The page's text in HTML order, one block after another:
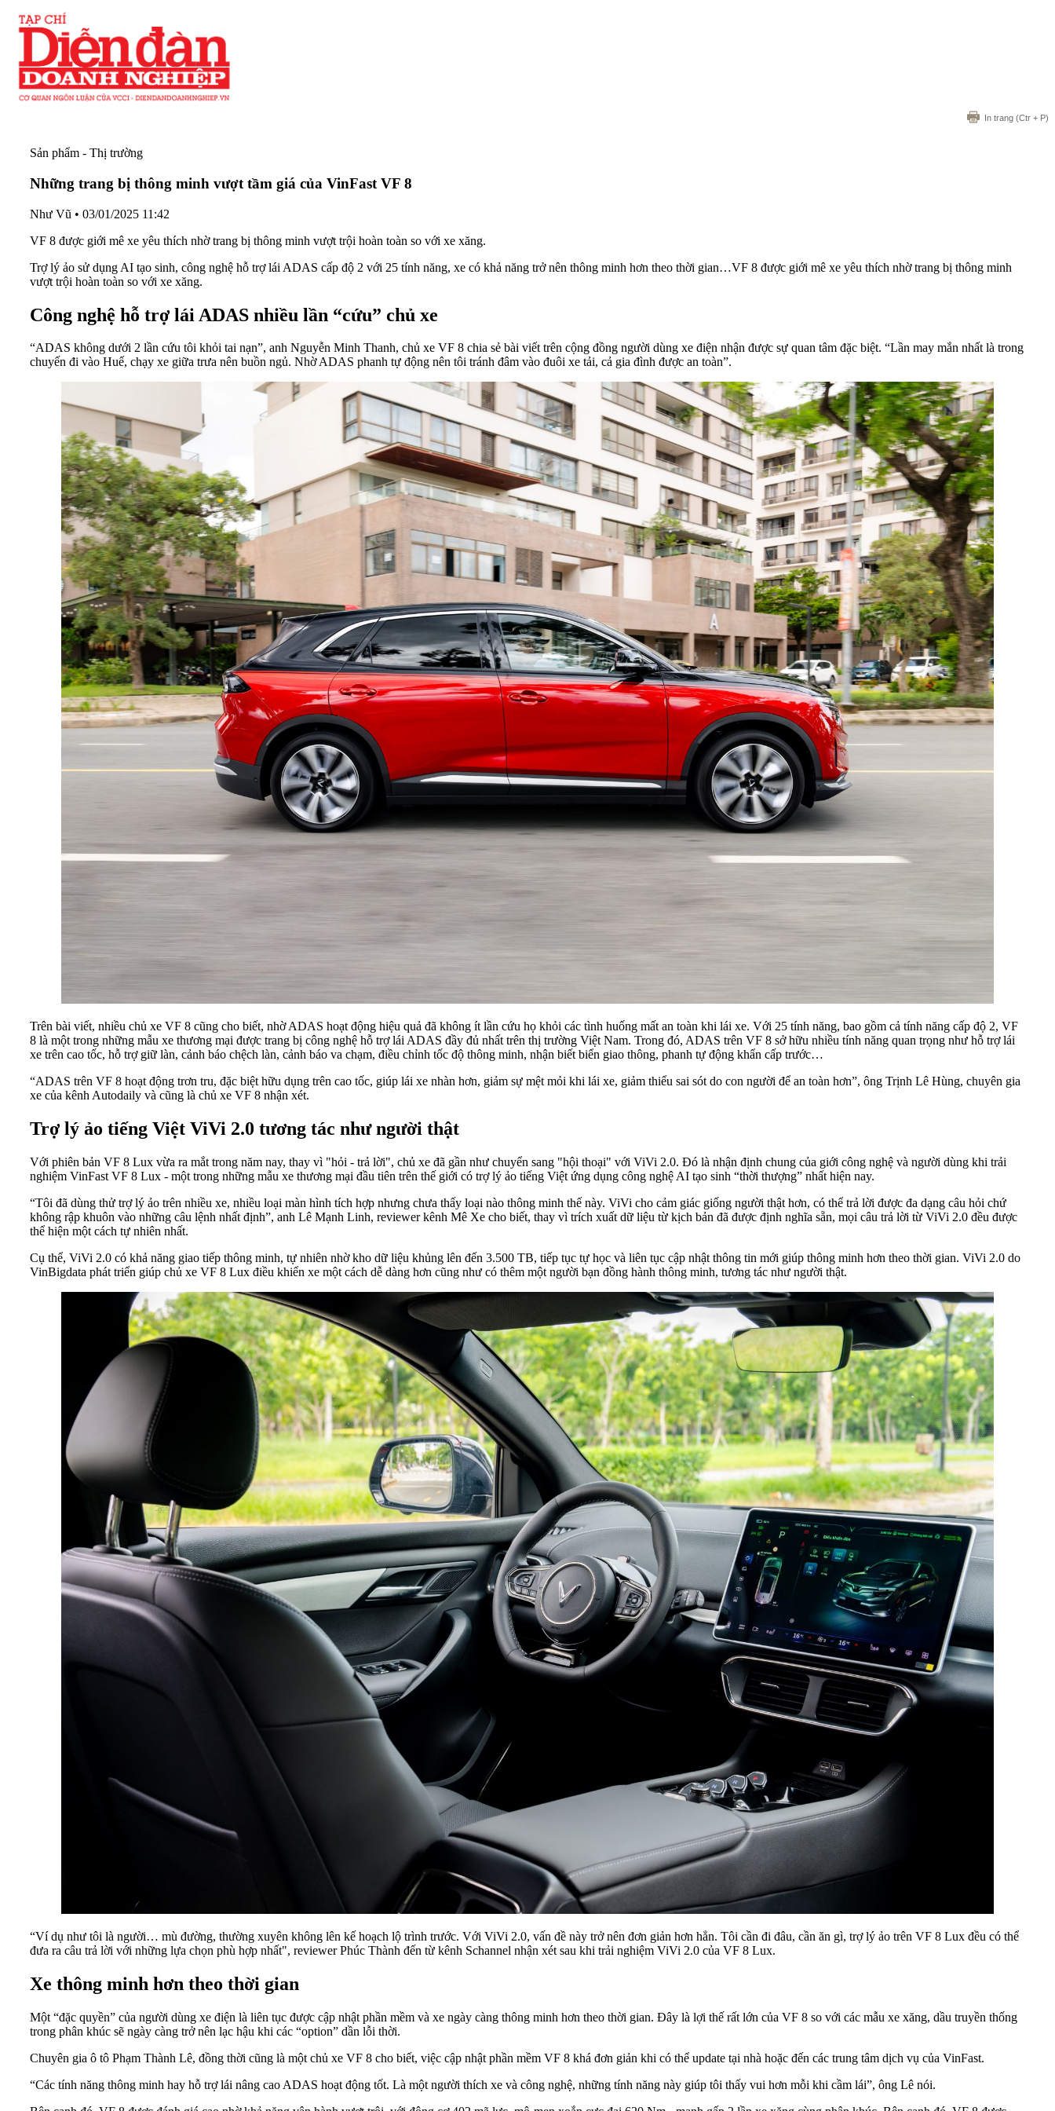
In trang (Ctr + P)
Sản phẩm - Thị trường
Những trang bị thông minh vượt tầm giá của VinFast VF 8
Như Vũ • 03/01/2025 11:42
VF 8 được giới mê xe yêu thích nhờ trang bị thông minh vượt trội hoàn toàn so với xe xăng.
Trợ lý ảo sử dụng AI tạo sinh, công nghệ hỗ trợ lái ADAS cấp độ 2 với 25 tính năng, xe có khả năng trở nên thông minh hơn theo thời gian…VF 8 được giới mê xe yêu thích nhờ trang bị thông minh
vượt trội hoàn toàn so với xe xăng.
Công nghệ hỗ trợ lái ADAS nhiều lần “cứu” chủ xe
“ADAS không dưới 2 lần cứu tôi khỏi tai nạn”, anh Nguyễn Minh Thanh, chủ xe VF 8 chia sẻ bài viết trên cộng đồng người dùng xe điện nhận được sự quan tâm đặc biệt. “Lần may mắn nhất là trong
chuyến đi vào Huế, chạy xe giữa trưa nên buồn ngủ. Nhờ ADAS phanh tự động nên tôi tránh đâm vào đuôi xe tải, cả gia đình được an toàn”.
Trên bài viết, nhiều chủ xe VF 8 cũng cho biết, nhờ ADAS hoạt động hiệu quả đã không ít lần cứu họ khỏi các tình huống mất an toàn khi lái xe. Với 25 tính năng, bao gồm cả tính năng cấp độ 2, VF
8 là một trong những mẫu xe thương mại được trang bị công nghệ hỗ trợ lái ADAS đầy đủ nhất trên thị trường Việt Nam. Trong đó, ADAS trên VF 8 sở hữu nhiều tính năng quan trọng như hỗ trợ lái
xe trên cao tốc, hỗ trợ giữ làn, cảnh báo chệch làn, cảnh báo va chạm, điều chỉnh tốc độ thông minh, nhận biết biển giao thông, phanh tự động khẩn cấp trước…
“ADAS trên VF 8 hoạt động trơn tru, đặc biệt hữu dụng trên cao tốc, giúp lái xe nhàn hơn, giảm sự mệt mỏi khi lái xe, giảm thiểu sai sót do con người để an toàn hơn”, ông Trịnh Lê Hùng, chuyên gia
xe của kênh Autodaily và cũng là chủ xe VF 8 nhận xét.
Trợ lý ảo tiếng Việt ViVi 2.0 tương tác như người thật
Với phiên bản VF 8 Lux vừa ra mắt trong năm nay, thay vì "hỏi - trả lời", chủ xe đã gần như chuyển sang "hội thoại" với ViVi 2.0. Đó là nhận định chung của giới công nghệ và người dùng khi trải
nghiệm VinFast VF 8 Lux - một trong những mẫu xe thương mại đầu tiên trên thế giới có trợ lý ảo tiếng Việt ứng dụng công nghệ AI tạo sinh “thời thượng” nhất hiện nay.
“Tôi đã dùng thử trợ lý ảo trên nhiều xe, nhiều loại màn hình tích hợp nhưng chưa thấy loại nào thông minh thế này. ViVi cho cảm giác giống người thật hơn, có thể trả lời được đa dạng câu hỏi chứ
không rập khuôn vào những câu lệnh nhất định”, anh Lê Mạnh Linh, reviewer kênh Mê Xe cho biết, thay vì trích xuất dữ liệu từ kịch bản đã được định nghĩa sẵn, mọi câu trả lời từ ViVi 2.0 đều được
thể hiện một cách tự nhiên nhất.
Cụ thể, ViVi 2.0 có khả năng giao tiếp thông minh, tự nhiên nhờ kho dữ liệu khủng lên đến 3.500 TB, tiếp tục tự học và liên tục cập nhật thông tin mới giúp thông minh hơn theo thời gian. ViVi 2.0 do
VinBigdata phát triển giúp chủ xe VF 8 Lux điều khiển xe một cách dễ dàng hơn cũng như có thêm một người bạn đồng hành thông minh, tương tác như người thật.
“Ví dụ như tôi là người… mù đường, thường xuyên không lên kế hoạch lộ trình trước. Với ViVi 2.0, vấn đề này trở nên đơn giản hơn hẳn. Tôi cần đi đâu, cần ăn gì, trợ lý ảo trên VF 8 Lux đều có thể
đưa ra câu trả lời với những lựa chọn phù hợp nhất", reviewer Phúc Thành đến từ kênh Schannel nhận xét sau khi trải nghiệm ViVi 2.0 của VF 8 Lux.
Xe thông minh hơn theo thời gian
Một “đặc quyền” của người dùng xe điện là liên tục được cập nhật phần mềm và xe ngày càng thông minh hơn theo thời gian. Đây là lợi thế rất lớn của VF 8 so với các mẫu xe xăng, dầu truyền thống
trong phân khúc sẽ ngày càng trở nên lạc hậu khi các “option” dần lỗi thời.
Chuyên gia ô tô Phạm Thành Lê, đồng thời cũng là một chủ xe VF 8 cho biết, việc cập nhật phần mềm VF 8 khá đơn giản khi có thể update tại nhà hoặc đến các trung tâm dịch vụ của VinFast.
“Các tính năng thông minh hay hỗ trợ lái nâng cao ADAS hoạt động tốt. Là một người thích xe và công nghệ, những tính năng này giúp tôi thấy vui hơn mỗi khi cầm lái”, ông Lê nói.